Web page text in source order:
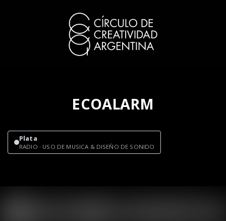
ECOALARM
Plata
RADIO · USO DE MUSICA & DISEÑO DE SONIDO